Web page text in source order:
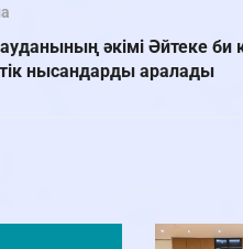
әкімі Әйтеке би
нысандарды аралады